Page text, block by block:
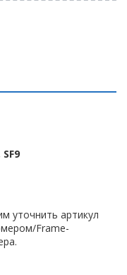
артикул
Frame-